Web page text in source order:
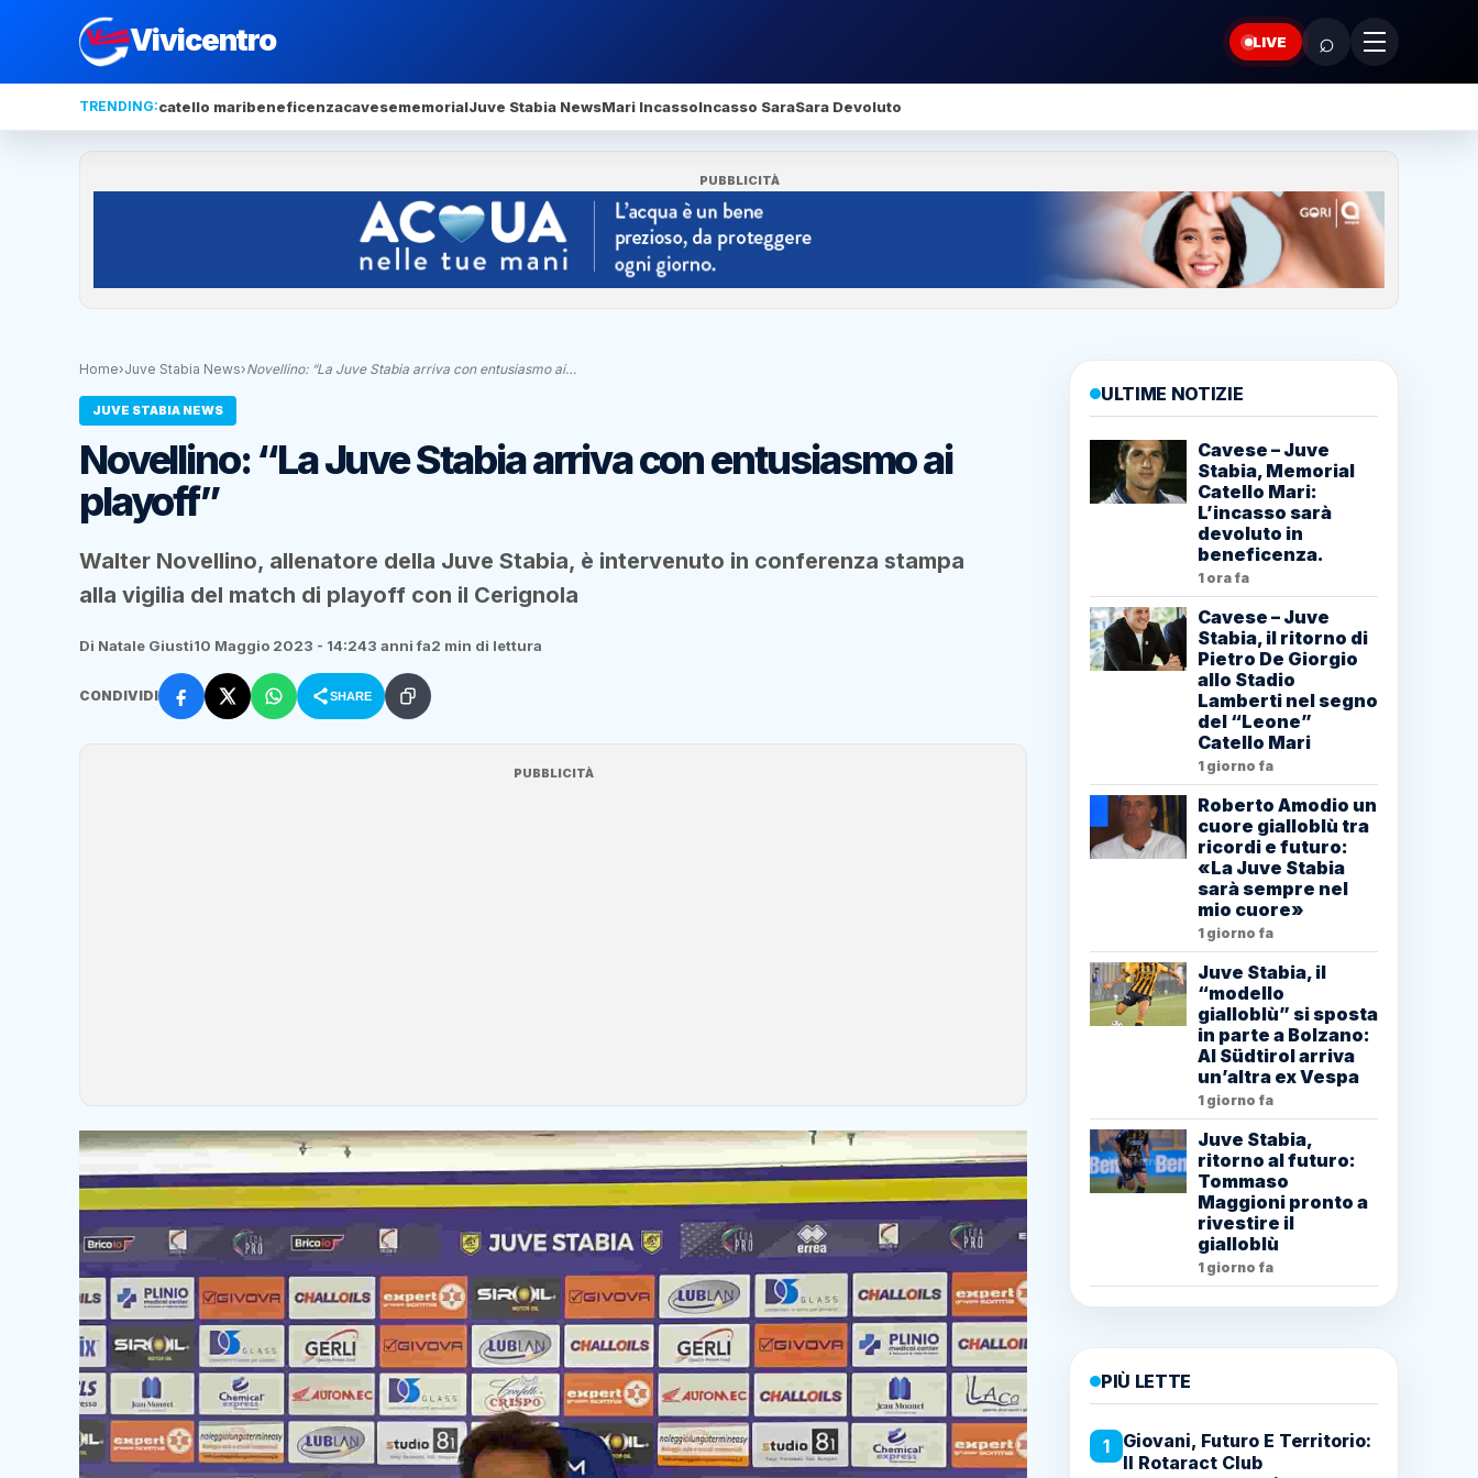
Vivicentro LIVE ⌕
TRENDING:catello maribeneficenzacavesememorialJuve Stabia NewsMari IncassoIncasso SaraSara Devoluto
PUBBLICITÀ
Home›Juve Stabia News›Novellino: “La Juve Stabia arriva con entusiasmo ai…
JUVE STABIA NEWS
Novellino: “La Juve Stabia arriva con entusiasmo ai
playoff”
Walter Novellino, allenatore della Juve Stabia, è intervenuto in conferenza stampa
alla vigilia del match di playoff con il Cerignola
Di Natale Giusti10 Maggio 2023 - 14:243 anni fa2 min di lettura
CONDIVIDI SHARE
PUBBLICITÀ
ULTIME NOTIZIE
Cavese – Juve
Stabia, Memorial
Catello Mari:
L’incasso sarà
devoluto in
beneficenza.
1 ora fa
Cavese – Juve
Stabia, il ritorno di
Pietro De Giorgio
allo Stadio
Lamberti nel segno
del “Leone”
Catello Mari
1 giorno fa
Roberto Amodio un
cuore gialloblù tra
ricordi e futuro:
«La Juve Stabia
sarà sempre nel
mio cuore»
1 giorno fa
Juve Stabia, il
“modello
gialloblù” si sposta
in parte a Bolzano:
Al Südtirol arriva
un’altra ex Vespa
1 giorno fa
Juve Stabia,
ritorno al futuro:
Tommaso
Maggioni pronto a
rivestire il
gialloblù
1 giorno fa
PIÙ LETTE
1
Giovani, Futuro E Territorio:
Il Rotaract Club